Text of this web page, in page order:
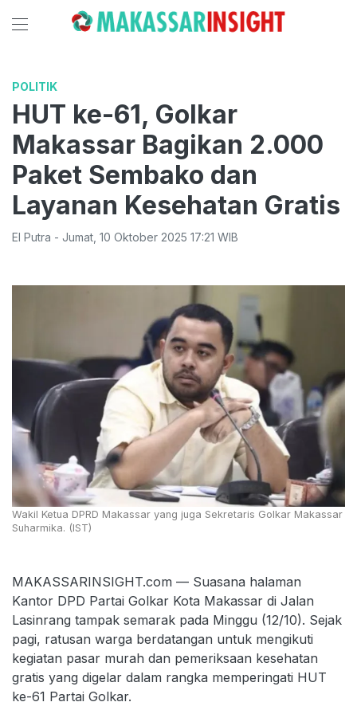
POLITIK
HUT ke-61, Golkar
Makassar Bagikan 2.000
Paket Sembako dan
Layanan Kesehatan Gratis
El Putra - Jumat 10 Oktober 2025 17:21 WIB
Wakil Ketua DPRD Makassar yang juga Sekretaris Golkar Makassar
Suharmika. (IST)
MAKASSARINSIGHT.com — Suasana halaman
Kantor DPD Partai Golkar Kota Makassar di Jalan
Lasinrang tampak semarak pada Minggu (12/10). Sejak
pagi, ratusan warga berdatangan untuk mengikuti
kegiatan pasar murah dan pemeriksaan kesehatan
gratis yang digelar dalam rangka memperingati HUT
ke-61 Partai Golkar.